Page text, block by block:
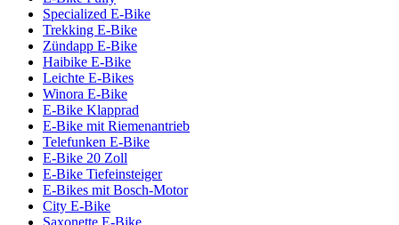
Specialized E-Bike
Trekking E-Bike
Zündapp E-Bike
Haibike E-Bike
Leichte E-Bikes
Winora E-Bike
E-Bike Klapprad
E-Bike mit Riemenantrieb
Telefunken E-Bike
E-Bike 20 Zoll
E-Bike Tiefeinsteiger
E-Bikes mit Bosch-Motor
City E-Bike
Saxonette E-Bike